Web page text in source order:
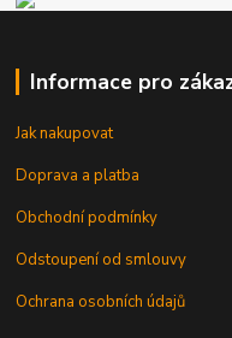
Informace pro
Jak nakupovat
Doprava a platba
Obchodní podmínky
Odstoupení od smlouvy
Ochrana osobních údajů